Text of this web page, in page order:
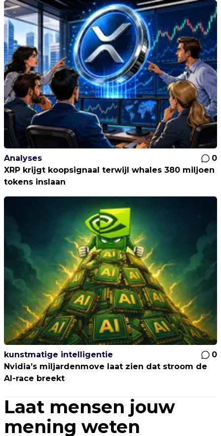
Analyses
0
XRP krijgt koopsignaal terwijl whales 380 miljoen
tokens inslaan
kunstmatige intelligentie
0
Nvidia’s miljardenmove laat zien dat stroom de
AI-race breekt
Laat mensen jouw
mening weten